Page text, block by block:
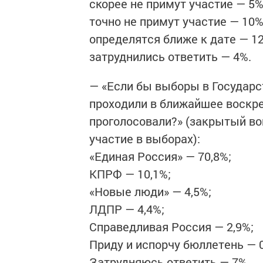
скорее не примут участие —
точно не примут участие —
определятся ближе к дате —
затруднились ответить — 4%.
— «Если бы выборы в
проходили в ближайшее
проголосовали?» (закрытый
участие в выборах):
«Единая Россия» — 70,8%;
КПРФ — 10,1%;
«Новые люди» — 4,5%;
ЛДПР — 4,4%;
Справедливая Россия — 2,9%;
Приду и испорчу бюллетень —